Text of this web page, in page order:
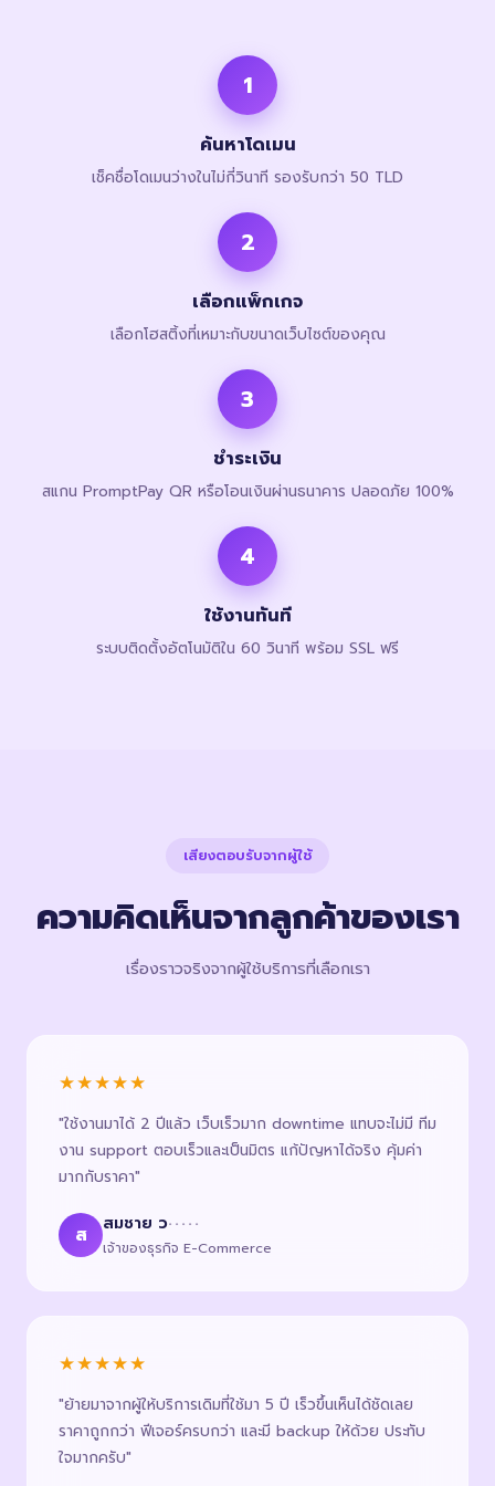
1
ค้นหาโดเมน
เช็คชื่อโดเมนว่างในไม่กี่วินาที รองรับกว่า 50 TLD
2
เลือกแพ็กเกจ
เลือกโฮสติ้งที่เหมาะกับขนาดเว็บไซต์ของคุณ
3
ชำระเงิน
สแกน PromptPay QR หรือโอนเงินผ่านธนาคาร ปลอดภัย 100%
4
ใช้งานทันที
ระบบติดตั้งอัตโนมัติใน 60 วินาที พร้อม SSL ฟรี
เสียงตอบรับจากผู้ใช้
ความคิดเห็นจากลูกค้าของเรา
เรื่องราวจริงจากผู้ใช้บริการที่เลือกเรา
★★★★★
"ใช้งานมาได้ 2 ปีแล้ว เว็บเร็วมาก downtime แทบจะไม่มี ทีม
งาน support ตอบเร็วและเป็นมิตร แก้ปัญหาได้จริง คุ้มค่า
มากกับราคา"
ส สมชาย ว·····
เจ้าของธุรกิจ E-Commerce
★★★★★
"ย้ายมาจากผู้ให้บริการเดิมที่ใช้มา 5 ปี เร็วขึ้นเห็นได้ชัดเลย
ราคาถูกกว่า ฟีเจอร์ครบกว่า และมี backup ให้ด้วย ประทับ
ใจมากครับ"